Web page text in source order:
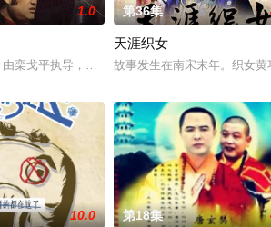
于是两人相识。周文昌的妻子《燕京晚
的渴望。在父母不断争吵和充斥着火药味的的家
1.0
由栾戈平执导，陈太钟、王永旗、郭晓微、许紫
第36集
天涯织女
故事发生在南宋末年。织女
10.0 第18集